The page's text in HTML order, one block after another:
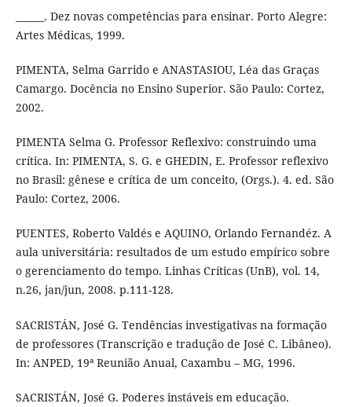
______. Dez novas competências para ensinar. Porto Alegre:
Artes Médicas, 1999.
PIMENTA, Selma Garrido e ANASTASIOU, Léa das Graças
Camargo. Docência no Ensino Superior. São Paulo: Cortez,
2002.
PIMENTA Selma G. Professor Reflexivo: construindo uma
crítica. In: PIMENTA, S. G. e GHEDIN, E. Professor reflexivo
no Brasil: gênese e crítica de um conceito, (Orgs.). 4. ed. São
Paulo: Cortez, 2006.
PUENTES, Roberto Valdés e AQUINO, Orlando Fernandéz. A
aula universitária: resultados de um estudo empírico sobre
o gerenciamento do tempo. Linhas Críticas (UnB), vol. 14,
n.26, jan/jun, 2008. p.111-128.
SACRISTÁN, José G. Tendências investigativas na formação
de professores (Transcrição e tradução de José C. Libâneo).
In: ANPED, 19ª Reunião Anual, Caxambu – MG, 1996.
SACRISTÁN, José G. Poderes instáveis em educação.